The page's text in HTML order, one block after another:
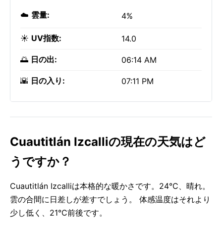
☁️ 雲量: 4%
☀️ UV指数: 14.0
🌅 日の出: 06:14 AM
🌇 日の入り: 07:11 PM
Cuautitlán Izcalliの現在の天気はど
うですか？
Cuautitlán Izcalliは本格的な暖かさです。24°C、晴れ。
雲の合間に日差しが差すでしょう。 体感温度はそれより
少し低く、21°C前後です。